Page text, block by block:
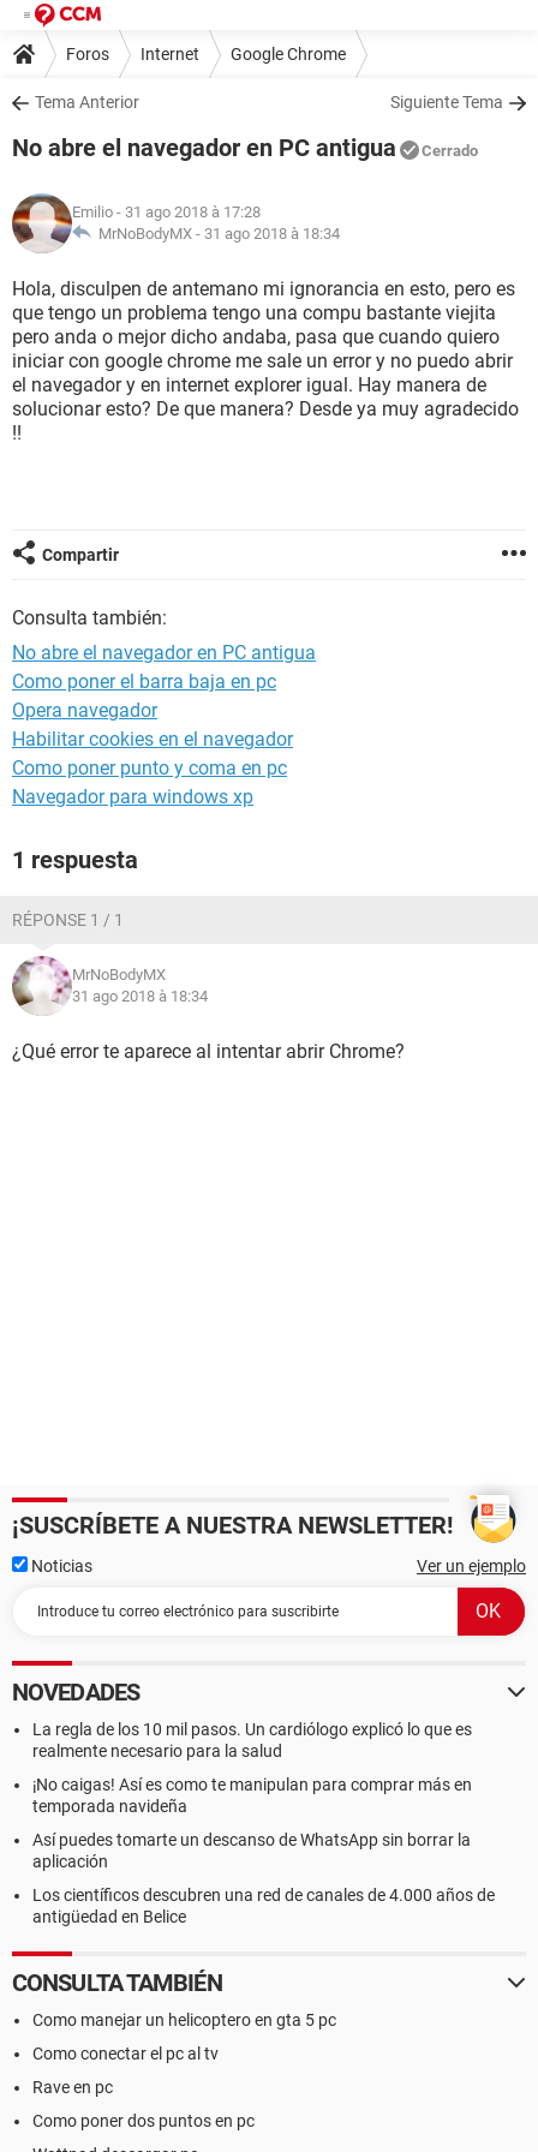
Foros Internet Google Chrome
Tema Anterior Siguiente Tema
No abre el navegador en PC antigua Cerrado
Emilio - 31 ago 2018 à 17:28
MrNoBodyMX - 31 ago 2018 à 18:34
Hola, disculpen de antemano mi ignorancia en esto, pero es
que tengo un problema tengo una compu bastante viejita
pero anda o mejor dicho andaba, pasa que cuando quiero
iniciar con google chrome me sale un error y no puedo abrir
el navegador y en internet explorer igual. Hay manera de
solucionar esto? De que manera? Desde ya muy agradecido
!!
Compartir
Consulta también:
No abre el navegador en PC antigua
Como poner el barra baja en pc
Opera navegador
Habilitar cookies en el navegador
Como poner punto y coma en pc
Navegador para windows xp
1 respuesta
RÉPONSE 1 / 1
MrNoBodyMX
31 ago 2018 à 18:34
¿Qué error te aparece al intentar abrir Chrome?
¡SUSCRÍBETE A NUESTRA NEWSLETTER!
Noticias Ver un ejemplo
NOVEDADES
La regla de los 10 mil pasos. Un cardiólogo explicó lo que es
realmente necesario para la salud
¡No caigas! Así es como te manipulan para comprar más en
temporada navideña
Así puedes tomarte un descanso de WhatsApp sin borrar la
aplicación
Los científicos descubren una red de canales de 4.000 años de
antigüedad en Belice
CONSULTA TAMBIÉN
Como manejar un helicoptero en gta 5 pc
Como conectar el pc al tv
Rave en pc
Como poner dos puntos en pc